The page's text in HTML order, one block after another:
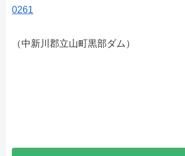
0261
（中新川郡立山町黒部ダム）